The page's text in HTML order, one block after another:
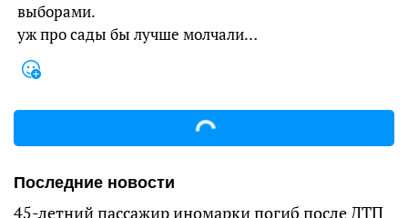
выборами.
уж про сады бы лучше молчали…
Последние новости
45-летний пассажир иномарки погиб после ДТП